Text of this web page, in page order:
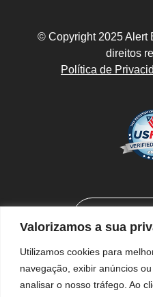
Valorizamos a sua
Utilizamos cookies para
navegação, exibir anúncios
analisar o nosso tráfego. Ao
© Copyright 2025 Alert
direitos
Política de